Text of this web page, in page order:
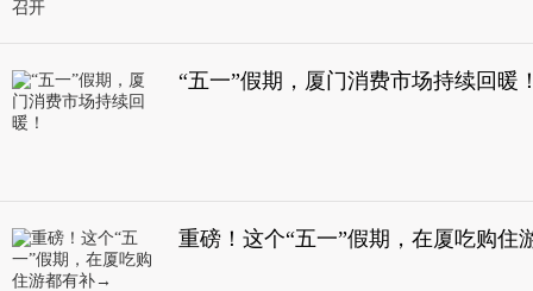
“五一”假期，厦门消费市场持续回暖
重磅！这个“五一”假期，在厦吃购